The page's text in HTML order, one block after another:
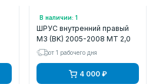
В наличии: 1
Арт.: AS5113
ШРУС внутренний правый
M3 (BK) 2005-2008 MT 2,0
от 1 рабочего дня
4 000 ₽